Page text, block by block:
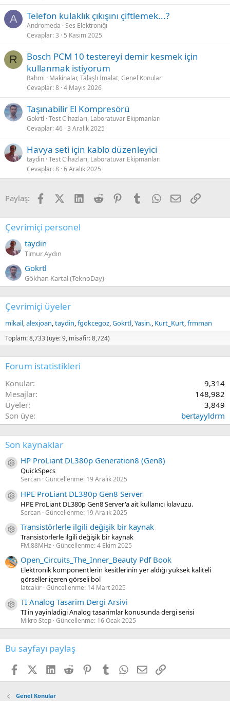
A Telefon kulaklık çıkışını çiftlemek...?
Andromeda Ses Elektroniği
Cevaplar 3 5 Kasım 2025
R
Bosch PCM 10 testereyi demir kesmek için
kullanmak istiyorum
Rahmi
Makinalar, Talaşlı İmalat, Genel Konular
Cevaplar 8 4 Mayıs 2026
Taşınabilir El Kompresörü
Gokrtl Test Cihazları, Laboratuvar Ekipmanları
Cevaplar 46 3 Aralık 2025
Havya seti için kablo düzenleyici
taydin Test Cihazları, Laboratuvar Ekipmanları
Cevaplar 8 6 Aralık 2025
Paylaş: FacebookX (Twitter)
LinkedIn
Reddit PinterestTumblrWhatsApp
E-postaLink
Çevrimiçi personel
taydin
Timur Aydın
Gokrtl
Gökhan Kartal (TeknoDay)
Çevrimiçi üyeler
mikail alexjoan taydin fgokcegoz Gokrtl Yasin. Kurt_Kurt frmman
Toplam: 8,733 (üye: 9, misafir: 8,724)
Forum istatistikleri
Konular
9,314
Mesajlar
148,982
Üyeler
3,849
Son üye
bertayyldrm
Son kaynaklar
Kaynak ikon/amblem
HP ProLiant DL380p Generation8 (Gen8)
QuickSpecs
Sercan Güncellenme: 19 Aralık 2025
Kaynak ikon/amblem
HPE ProLiant DL380p Gen8 Server
HPE ProLiant DL380p Gen8 Server'a ait kullanıcı kılavuzu.
Sercan Güncellenme: 19 Aralık 2025
Kaynak ikon/amblem
Transistörlerle ilgili değişik bir kaynak
Transistörlerle ilgili değişik bir kaynak
FM.88MHz Güncellenme:4 Ekim 2025
Open_Circuits_The_Inner_Beauty Pdf Book
Elektronik komponentlerin kesitlerinin yer aldığı yüksek kaliteli
görseller içeren görseli bol
latcakir Güncellenme: 14 Mart 2025
Kaynak ikon/amblem
TI Analog Tasarim Dergi Arsivi
TI'in yayinladigi Analog tasarimlar konusunda dergi serisi
Mikro Step Güncellenme: 16 Ocak 2025
Bu sayfayı paylaş
FacebookX (Twitter)
LinkedIn
Reddit PinterestTumblr WhatsApp
E-postaLink
Genel Konular